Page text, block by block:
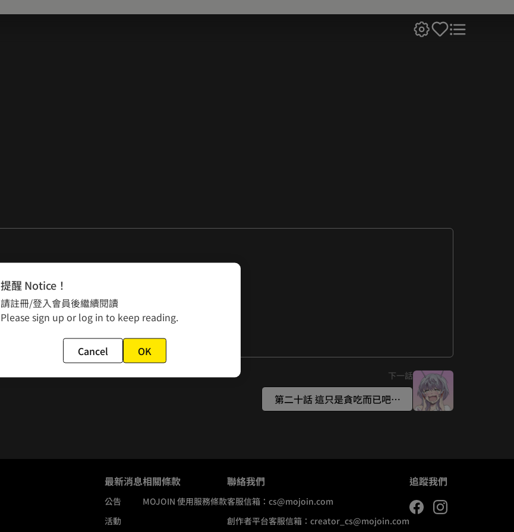
下一話
第二十話 這只是貪吃而已吧…
最新消息
公告
活動
相關條款
MOJOIN 使用服務條款
聯絡我們
客服信箱： cs@mojoin.com
創作者平台客服信箱： creator_cs@mojoin.com
追蹤我們
提醒 Notice！
請註冊/登入會員後繼續閱讀
Please sign up or log in to keep reading.
Cancel OK